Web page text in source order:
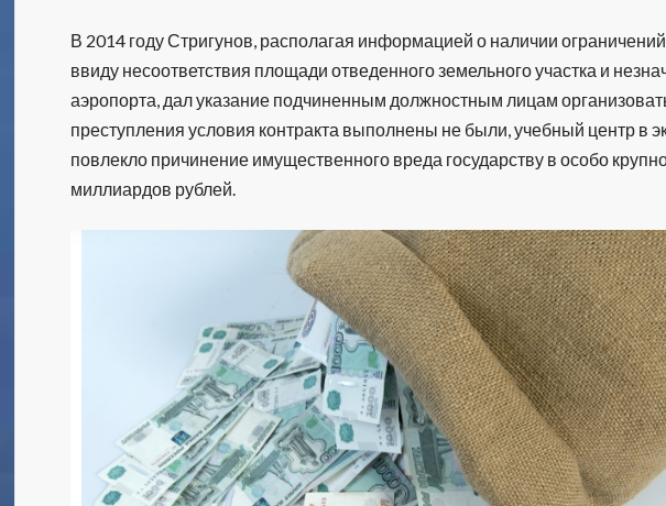
В 2014 году Стригунов, располагая информацией о наличии
ввиду несоответствия площади отведенного земельного участка и
аэропорта, дал указание подчиненным должностным лицам
преступления условия контракта выполнены не были, учебный центр в
повлекло причинение имущественного вреда государству в особо
миллиардов рублей.